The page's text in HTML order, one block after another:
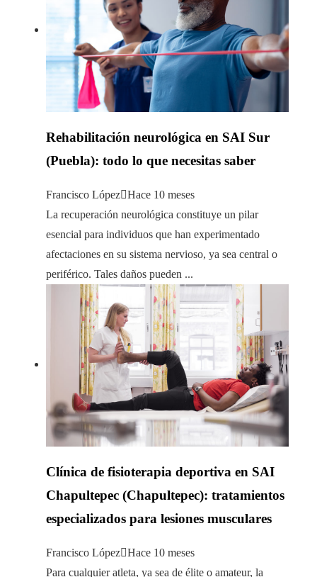
Rehabilitación neurológica en SAI Sur
(Puebla): todo lo que necesitas saber
Francisco López Hace 10 meses
La recuperación neurológica constituye un pilar
esencial para individuos que han experimentado
afectaciones en su sistema nervioso, ya sea central o
periférico. Tales daños pueden ...
Clínica de fisioterapia deportiva en SAI
Chapultepec (Chapultepec): tratamientos
especializados para lesiones musculares
Francisco López Hace 10 meses
Para cualquier atleta, ya sea de élite o amateur, la